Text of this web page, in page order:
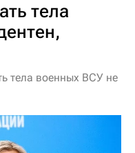
тела
тела военных ВСУ не